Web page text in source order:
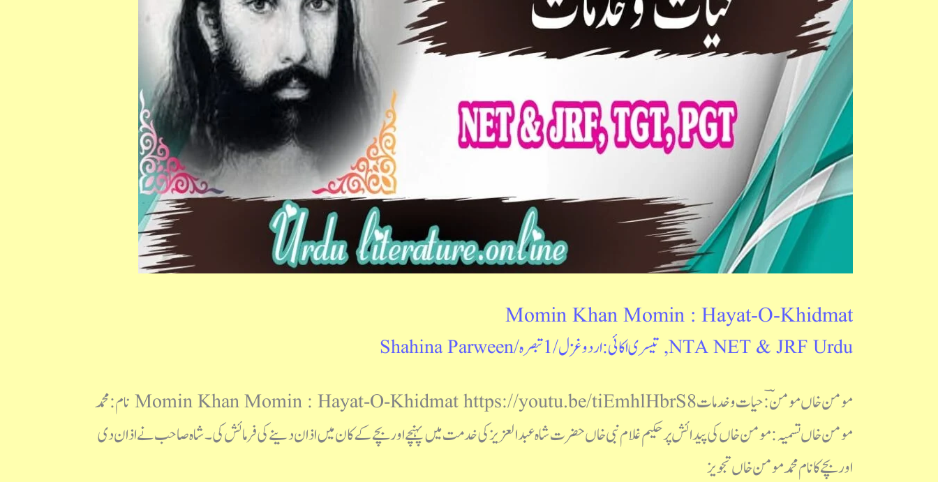
Momin Khan Momin : Hayat-O-Khidmat
NTA NET & JRF Urdu
, تیسری اکائی: اردو غزل/1 تبصرہ /
Shahina Parween
مومن خاں مومنؔ : حیات و خدمات Momin Khan Momin : Hayat-O-Khidmat https://youtu.be/tiEmhlHbrS8 نام: محمد
مومن خاں تسمیہ: مومن خاں کی پیدائش پر حکیم غلام نبی خاں حضرت شاہ عبدالعزیز کی خدمت میں پہنچے اور بچے کے کان میں اذان دینے کی فرمائش کی۔ شاہ صاحب نے اذان دی
اور بچے کا نام محمد مومن خاں تجویز
Hayat-
O-
Khidmat